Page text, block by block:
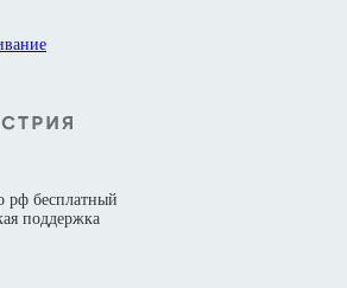
рф бесплатный
поддержка